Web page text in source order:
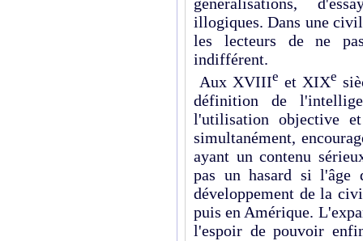
illogiques. Dans une
les lecteurs de ne
indifférent.
Aux XVIIIe et XIXe
définition de
l'utilisation objective
simultanément,
ayant un contenu
pas un hasard si l'âge
développement de la
puis en Amérique.
l'espoir de pouvoir